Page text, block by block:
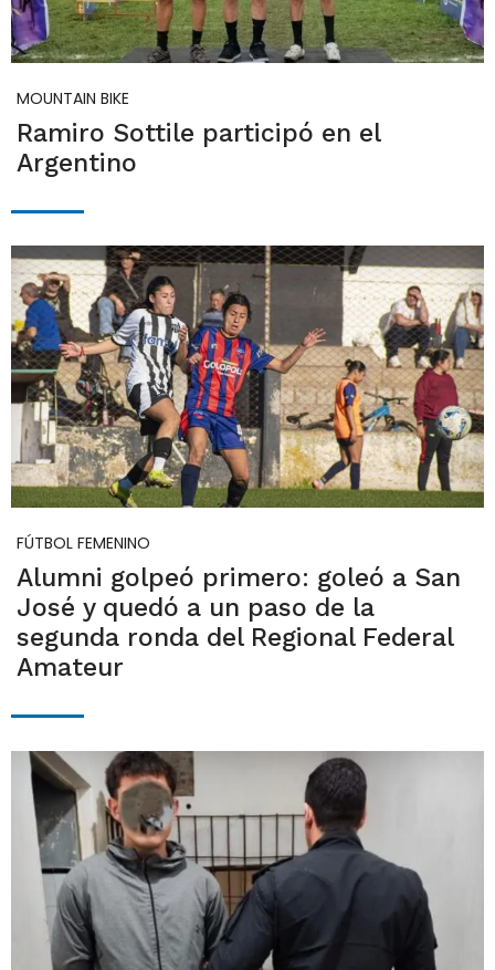
MOUNTAIN BIKE
Ramiro Sottile participó en el
Argentino
FÚTBOL FEMENINO
Alumni golpeó primero: goleó a San
José y quedó a un paso de la
segunda ronda del Regional Federal
Amateur